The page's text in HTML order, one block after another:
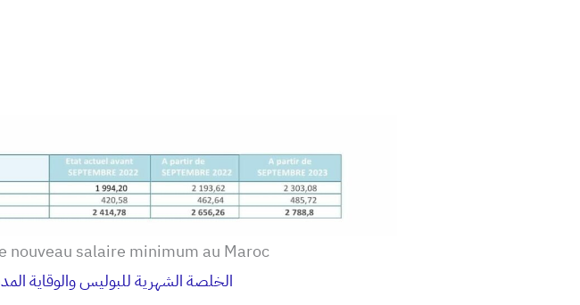
nouveau salaire minimum au Maroc
الخلصة الشهرية للبوليس والوقاية